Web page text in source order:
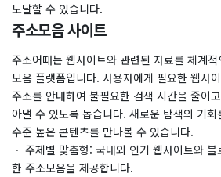
도달할 수 있습니다.
주소모음 사이트
주소어때는 웹사이트와 관련된 자료를 체계
모음 플랫폼입니다. 사용자에게 필요한 웹사
주소를 안내하여 불필요한 검색 시간을 줄이
아낼 수 있도록 돕습니다. 새로운 탐색의 기
수준 높은 콘텐츠를 만나볼 수 있습니다.
ㆍ 주제별 맞춤형: 국내외 인기 웹사이트와
한 주소모음을 제공합니다.